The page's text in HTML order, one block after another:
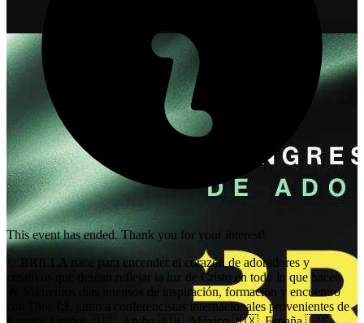
This event has ended. Thank you for your interest!
✨ BRILLA nace para encender el corazón de adoradores y
creativos que desean reflejar la luz de Cristo en todo lo que hacen.
🔥 Viviremos días intensos de inspiración, formación y encuentro
con Dios 🙌, junto a conferencistas internacionales provenientes de